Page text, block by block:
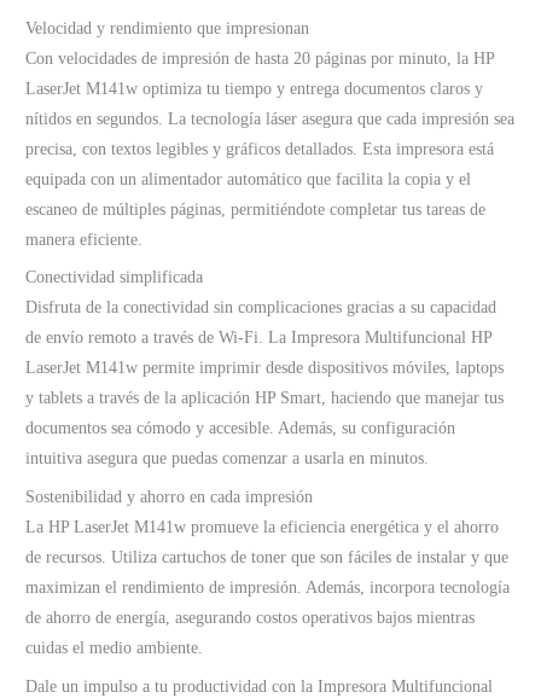
Velocidad y rendimiento que impresionan
Con velocidades de impresión de hasta 20 páginas por minuto, la HP
LaserJet M141w optimiza tu tiempo y entrega documentos claros y
nítidos en segundos. La tecnología láser asegura que cada impresión sea
precisa, con textos legibles y gráficos detallados. Esta impresora está
equipada con un alimentador automático que facilita la copia y el
escaneo de múltiples páginas, permitiéndote completar tus tareas de
manera eficiente.
Conectividad simplificada
Disfruta de la conectividad sin complicaciones gracias a su capacidad
de envío remoto a través de Wi-Fi. La Impresora Multifuncional HP
LaserJet M141w permite imprimir desde dispositivos móviles, laptops
y tablets a través de la aplicación HP Smart, haciendo que manejar tus
documentos sea cómodo y accesible. Además, su configuración
intuitiva asegura que puedas comenzar a usarla en minutos.
Sostenibilidad y ahorro en cada impresión
La HP LaserJet M141w promueve la eficiencia energética y el ahorro
de recursos. Utiliza cartuchos de toner que son fáciles de instalar y que
maximizan el rendimiento de impresión. Además, incorpora tecnología
de ahorro de energía, asegurando costos operativos bajos mientras
cuidas el medio ambiente.
Dale un impulso a tu productividad con la Impresora Multifuncional